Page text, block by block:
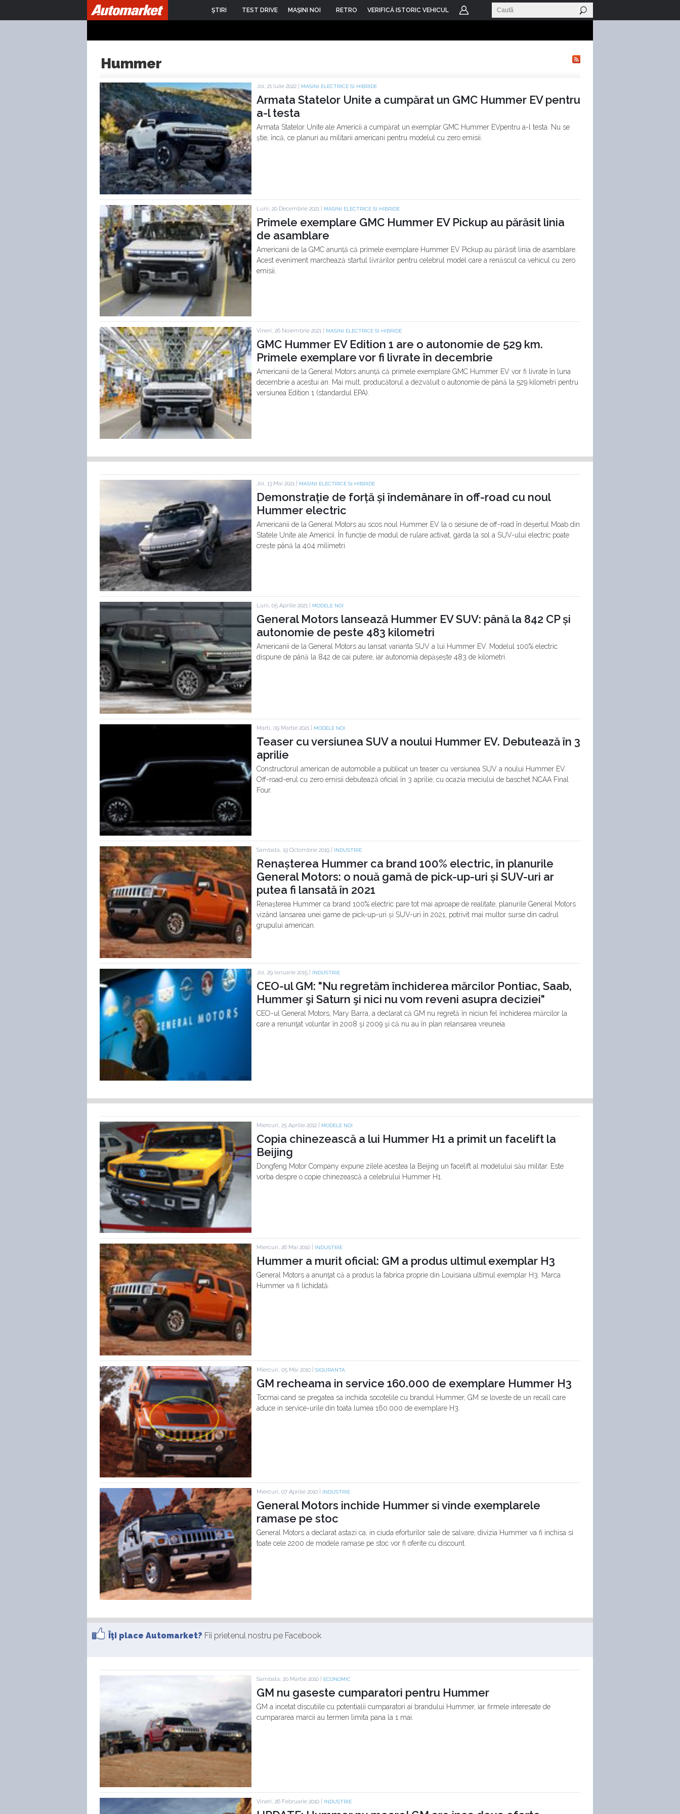
ŞTIRI TEST DRIVE MAŞINI NOI RETRO VERIFICĂ ISTORIC VEHICUL
Hummer
Joi, 21 Iulie 2022 | MASINI ELECTRICE SI HIBRIDE
Armata Statelor Unite a cumpărat un GMC Hummer EV pentru
a-l testa
Armata Statelor Unite ale Americii a cumpărat un exemplar GMC Hummer EVpentru a-l testa. Nu se
știe, încă, ce planuri au militarii americani pentru modelul cu zero emisii.
Luni, 20 Decembrie 2021 | MASINI ELECTRICE SI HIBRIDE
Primele exemplare GMC Hummer EV Pickup au părăsit linia
de asamblare
Americanii de la GMC anunță că primele exemplare Hummer EV Pickup au părăsit linia de asamblare.
Acest eveniment marchează startul livrărilor pentru celebrul model care a renăscut ca vehicul cu zero
emisii.
Vineri, 26 Noiembrie 2021 | MASINI ELECTRICE SI HIBRIDE
GMC Hummer EV Edition 1 are o autonomie de 529 km.
Primele exemplare vor fi livrate în decembrie
Americanii de la General Motors anunță că primele exemplare GMC Hummer EV vor fi livrate în luna
decembrie a acestui an. Mai mult, producătorul a dezvăluit o autonomie de până la 529 kilometri pentru
versiunea Edition 1 (standardul EPA).
Joi, 13 Mai 2021 | MASINI ELECTRICE SI HIBRIDE
Demonstrație de forță și îndemânare în off-road cu noul
Hummer electric
Americanii de la General Motors au scos noul Hummer EV la o sesiune de off-road în deșertul Moab din
Statele Unite ale Americii. În funcție de modul de rulare activat, garda la sol a SUV-ului electric poate
crește până la 404 milimetri.
Luni, 05 Aprilie 2021 | MODELE NOI
General Motors lansează Hummer EV SUV: până la 842 CP și
autonomie de peste 483 kilometri
Americanii de la General Motors au lansat varianta SUV a lui Hummer EV. Modelul 100% electric
dispune de până la 842 de cai putere, iar autonomia depășește 483 de kilometri.
Marti, 09 Martie 2021 | MODELE NOI
Teaser cu versiunea SUV a noului Hummer EV. Debutează în 3
aprilie
Constructorul american de automobile a publicat un teaser cu versiunea SUV a noului Hummer EV.
Off-road-erul cu zero emisii debutează oficial în 3 aprilie, cu ocazia meciului de baschet NCAA Final
Four.
Sambata, 19 Octombrie 2019 | INDUSTRIE
Renașterea Hummer ca brand 100% electric, în planurile
General Motors: o nouă gamă de pick-up-uri și SUV-uri ar
putea fi lansată în 2021
Renașterea Hummer ca brand 100% electric pare tot mai aproape de realitate, planurile General Motors
vizând lansarea unei game de pick-up-uri și SUV-uri în 2021, potrivit mai multor surse din cadrul
grupului american.
Joi, 29 Ianuarie 2015 | INDUSTRIE
CEO-ul GM: "Nu regretăm închiderea mărcilor Pontiac, Saab,
Hummer şi Saturn şi nici nu vom reveni asupra deciziei"
CEO-ul General Motors, Mary Barra, a declarat că GM nu regretă în niciun fel închiderea mărcilor la
care a renunţat voluntar în 2008 şi 2009 şi că nu au în plan relansarea vreuneia.
Miercuri, 25 Aprilie 2012 | MODELE NOI
Copia chinezească a lui Hummer H1 a primit un facelift la
Beijing
Dongfeng Motor Company expune zilele acestea la Beijing un facelift al modelului său militar. Este
vorba despre o copie chinezească a celebrului Hummer H1.
Miercuri, 26 Mai 2010 | INDUSTRIE
Hummer a murit oficial: GM a produs ultimul exemplar H3
General Motors a anunţat că a produs la fabrica proprie din Louisiana ultimul exemplar H3. Marca
Hummer va fi lichidată.
Miercuri, 05 Mai 2010 | SIGURANTA
GM recheama in service 160.000 de exemplare Hummer H3
Tocmai cand se pregatea sa inchida socotelile cu brandul Hummer, GM se loveste de un recall care
aduce in service-urile din toata lumea 160.000 de exemplare H3.
Miercuri, 07 Aprilie 2010 | INDUSTRIE
General Motors inchide Hummer si vinde exemplarele
ramase pe stoc
General Motors a declarat astazi ca, in ciuda eforturilor sale de salvare, divizia Hummer va fi inchisa si
toate cele 2200 de modele ramase pe stoc vor fi oferite cu discount.
Îţi place Automarket? Fii prietenul nostru pe Facebook
Sambata, 20 Martie 2010 | ECONOMIC
GM nu gaseste cumparatori pentru Hummer
GM a incetat discutiile cu potentialii cumparatori ai brandului Hummer, iar firmele interesate de
cumpararea marcii au termen limita pana la 1 mai.
Vineri, 26 Februarie 2010 | INDUSTRIE